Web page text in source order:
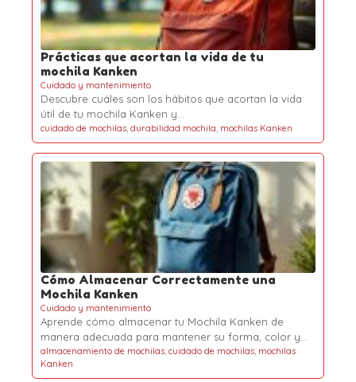
Prácticas que acortan la vida de tu
mochila Kanken
Cuidado y mantenimiento
Descubre cuáles son los hábitos que acortan la vida
útil de tu mochila Kanken y…
cuidado de mochilas, durabilidad mochila, mochilas Kanken
Cómo Almacenar Correctamente una
Mochila Kanken
Cuidado y mantenimiento
Aprende cómo almacenar tu Mochila Kanken de
manera adecuada para mantener su forma, color y…
almacenamiento de mochilas, cuidado de mochilas, mochilas
Kanken